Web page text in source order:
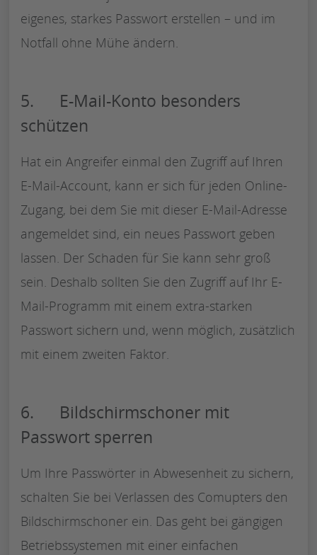
eigenes, starkes Passwort erstellen – und im
Notfall ohne Mühe ändern.
5. E-Mail-Konto besonders
schützen
Hat ein Angreifer einmal den Zugriff auf Ihren
E-Mail-Account, kann er sich für jeden Online-
Zugang, bei dem Sie mit dieser E-Mail-Adresse
angemeldet sind, ein neues Passwort geben
lassen. Der Schaden für Sie kann sehr groß
sein. Deshalb sollten Sie den Zugriff auf Ihr E-
Mail-Programm mit einem extra-starken
Passwort sichern und, wenn möglich, zusätzlich
mit einem zweiten Faktor.
6. Bildschirmschoner mit
Passwort sperren
Um Ihre Passwörter in Abwesenheit zu sichern,
schalten Sie bei Verlassen des Comupters den
Bildschirmschoner ein. Das geht bei gängigen
Betriebssystemen mit einer einfachen